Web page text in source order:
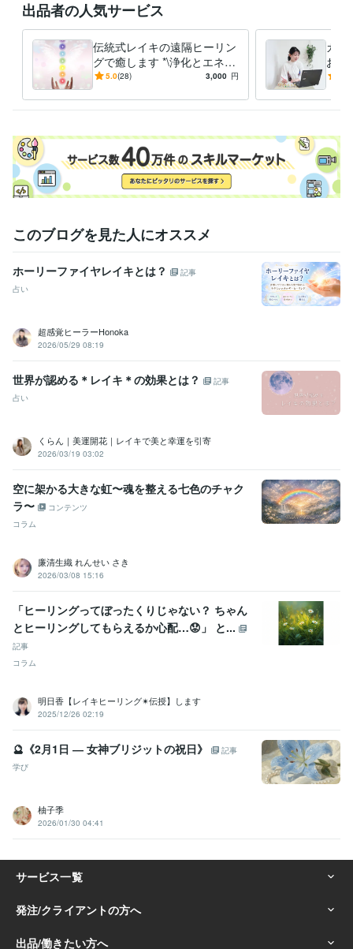
学習指導・資格・キャリア相談
スピリチュアル コーチング ヒーリング カラーセラピー
出品者の人気サービス
伝統式レイキの遠隔ヒーリン
グで癒します *\浄化とエネル
ギーチャージで整えます/*
5.0(28) 3,000 円
カラ
お聴
って
このブログを見た人にオススメ
ホーリーファイヤレイキとは？
記事
占い
超感覚ヒーラーHonoka
2026/05/29 08:19
世界が認める＊レイキ＊の効果とは？
記事
占い
くらん｜美運開花｜レイキで美と幸運を引寄
2026/03/19 03:02
空に架かる大きな虹〜魂を整える七色のチャク
ラ〜
コンテンツ
コラム
廉清生織 れんせい さき
2026/03/08 15:16
「ヒーリングってぼったくりじゃない？ ちゃん
とヒーリングしてもらえるか心配…😟」 と...
記事
コラム
明日香【レイキヒーリング✴︎伝授】します
2025/12/26 02:19
🔮《2月1日 ― 女神ブリジットの祝日》
記事
学び
柚子季
2026/01/30 04:41